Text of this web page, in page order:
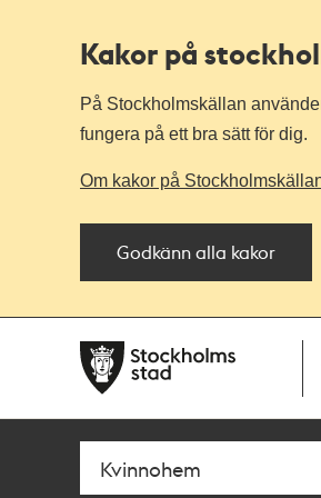
Kakor på
På Stockholmskällan
fungera på ett bra sätt för dig.
Om kakor på
Godkänn alla kakor
navigationen
huvudinnehållet
Sök